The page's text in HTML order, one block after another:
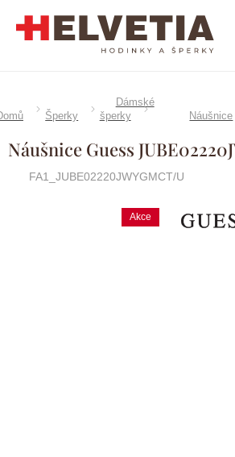
Šperky
Dámské
šperky
Náušnice
Náušnice Guess
FA1_JUBE02220JWYGMCT/U
Akce Značka: